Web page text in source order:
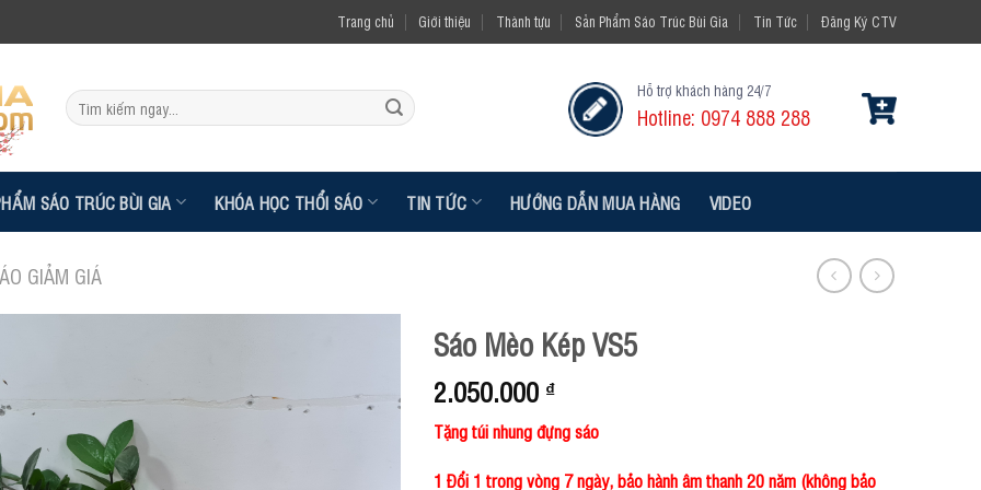
Trang chủ Giới thiệu Thành tựu Sản Phẩm Sáo Trúc Bùi Gia Tin Tức Đăng Ký CTV
Tìm
kiếm:
Hỗ trợ khách hàng 24/7
Hotline: 0974 888 288
SÁO TRÚC BÙI GIA KHÓA HỌC THỔI SÁO TIN TỨC HƯỚNG DẪN MUA HÀNG VIDEO
GIẢM GIÁ
Sáo Mèo Kép VS5
2.050.000 ₫
Tặng túi nhung đựng sáo
1 Đổi 1 trong vòng 7 ngày, bảo hành âm thanh 20 năm (không bảo